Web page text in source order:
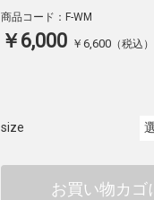
商品コード：F-WM
￥6,000 ￥6,600 （税込）
size
お買い物カゴ